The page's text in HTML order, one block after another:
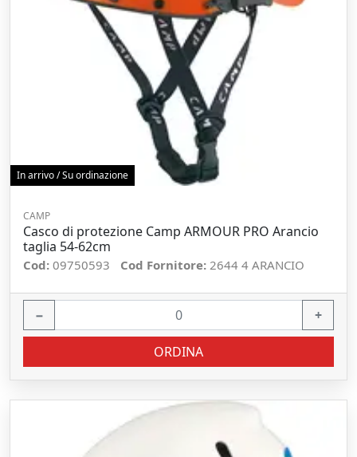
In arrivo / Su ordinazione
CAMP
Casco di protezione Camp ARMOUR PRO Arancio
taglia 54-62cm
Cod: 09750593 Cod Fornitore: 2644 4 ARANCIO
− +
ORDINA